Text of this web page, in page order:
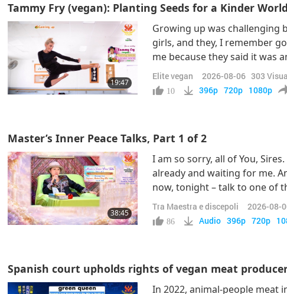
Tammy Fry (vegan): Planting Seeds for a Kinder
19:47
Growing up was challenging
girls, and they, I remember
me because they said it was
principles of the Bible. And it
in for me. I wanted to show
Elite vegan 2026-08-06 303
10 396p 720p 1080p
Master’s Inner Peace Talks, Part 1 of 2
38:45
I am so sorry, all of You,
already and waiting for me.
now, tonight – talk to one of
obstructs the meeting.” Oh
to you as soon as the King,
Tra Maestra e discepoli 2026-08-
86 Audio 396p 720p
Spanish court upholds rights of vegan meat
In 2022, animal-people meat